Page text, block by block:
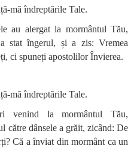
mă îndreptările Tale.
au alergat la mormântul Tău,
stat îngerul, și a zis: Vremea
ci spuneți apostolilor Învierea.
mă îndreptările Tale.
venind la mormântul Tău,
către dânsele a grăit, zicând: De
Că a înviat din mormânt ca un